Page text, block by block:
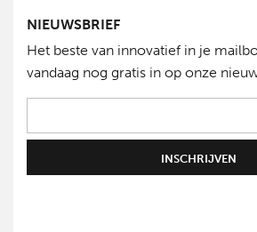
NIEUWSBRIEF
Het beste van innovatief in je
vandaag nog gratis in op onze